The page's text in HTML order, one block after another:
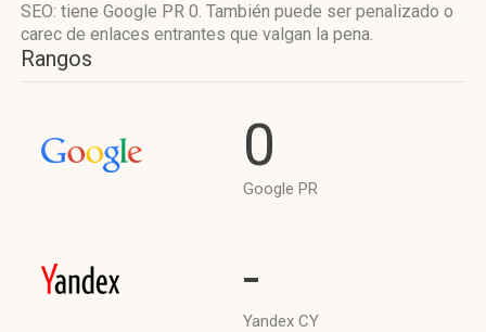
SEO: tiene Google PR 0. También puede ser penalizado o
carec de enlaces entrantes que valgan la pena.
Rangos
0
Google PR
-
Yandex CY